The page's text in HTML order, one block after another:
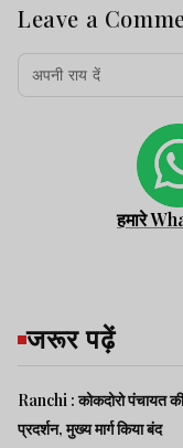
Leave a
हमारे
जरूर पढ़ें
Ranchi : कोकदोरो पंचायत
प्रदर्शन, मुख्य मार्ग किया बंद